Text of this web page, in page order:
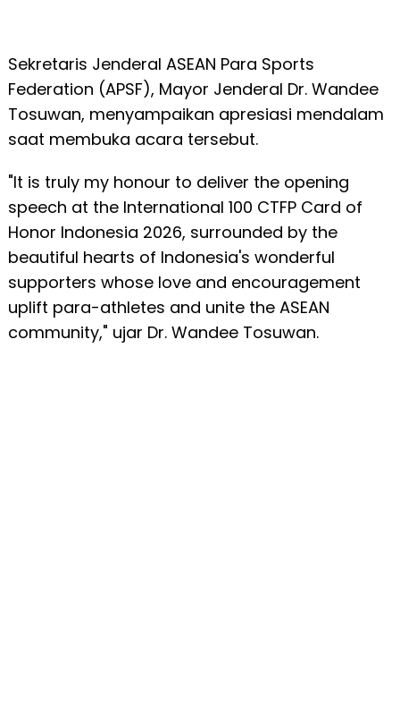
Sekretaris Jenderal ASEAN Para Sports
Federation (APSF), Mayor Jenderal Dr. Wandee
Tosuwan, menyampaikan apresiasi mendalam
saat membuka acara tersebut.
"It is truly my honour to deliver the opening
speech at the International 100 CTFP Card of
Honor Indonesia 2026, surrounded by the
beautiful hearts of Indonesia's wonderful
supporters whose love and encouragement
uplift para-athletes and unite the ASEAN
community," ujar Dr. Wandee Tosuwan.